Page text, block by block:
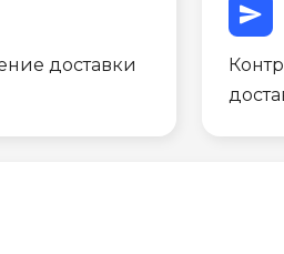
доставки
send